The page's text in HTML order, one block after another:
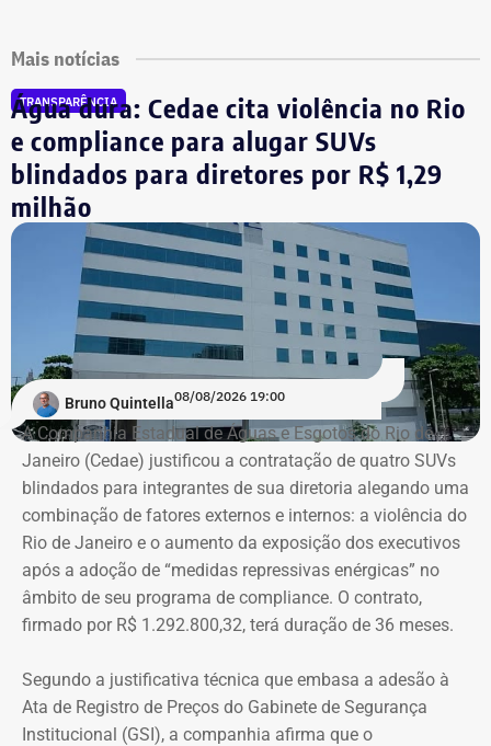
Mais notícias
TRANSPARÊNCIA
Água dura: Cedae cita violência no Rio
e compliance para alugar SUVs
blindados para diretores por R$ 1,29
milhão
Bruno Quintella08/08/2026 19:00
A Companhia Estadual de Águas e Esgotos do Rio de
Janeiro (Cedae) justificou a contratação de quatro SUVs
blindados para integrantes de sua diretoria alegando uma
combinação de fatores externos e internos: a violência do
Rio de Janeiro e o aumento da exposição dos executivos
após a adoção de “medidas repressivas enérgicas” no
âmbito de seu programa de compliance. O contrato,
firmado por R$ 1.292.800,32, terá duração de 36 meses.
Segundo a justificativa técnica que embasa a adesão à
Ata de Registro de Preços do Gabinete de Segurança
Institucional (GSI), a companhia afirma que o